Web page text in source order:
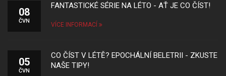
08
ČVN
FANTASTICKÉ SÉRIE NA LÉTO - AŤ JE CO ČÍST!
VÍCE INFORMACÍ
05
ČVN
CO ČÍST V LÉTĚ? EPOCHÁLNÍ BELETRII - ZKUSTE
NAŠE TIPY!